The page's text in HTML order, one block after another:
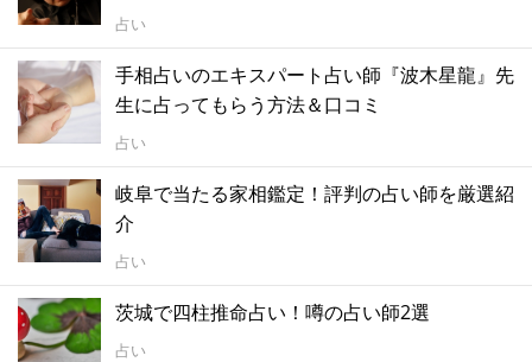
占い
手相占いのエキスパート占い師『波木星龍』先
生に占ってもらう方法＆口コミ
占い
岐阜で当たる家相鑑定！評判の占い師を厳選紹
介
占い
茨城で四柱推命占い！噂の占い師2選
占い